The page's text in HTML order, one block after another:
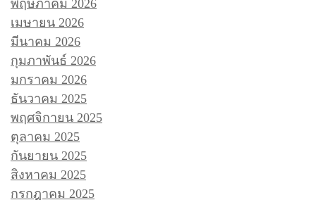
พฤษภาคม 2026
เมษายน 2026
มีนาคม 2026
กุมภาพันธ์ 2026
มกราคม 2026
ธันวาคม 2025
พฤศจิกายน 2025
ตุลาคม 2025
กันยายน 2025
สิงหาคม 2025
กรกฎาคม 2025